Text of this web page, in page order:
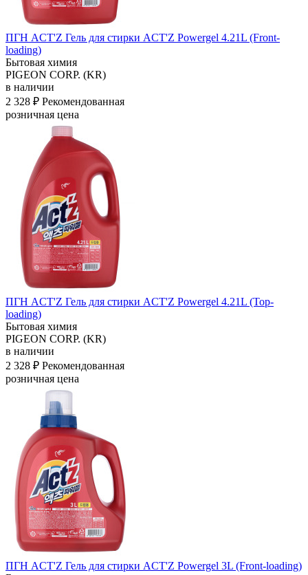
ПГН ACT'Z Гель для стирки ACT'Z Powergel 4.21L (Front-
loading)
Бытовая химия
PIGEON CORP. (KR)
в наличии
2 328 ₽ Рекомендованная
розничная цена
ПГН ACT'Z Гель для стирки ACT'Z Powergel 4.21L (Top-
loading)
Бытовая химия
PIGEON CORP. (KR)
в наличии
2 328 ₽ Рекомендованная
розничная цена
ПГН ACT'Z Гель для стирки ACT'Z Powergel 3L (Front-loading)